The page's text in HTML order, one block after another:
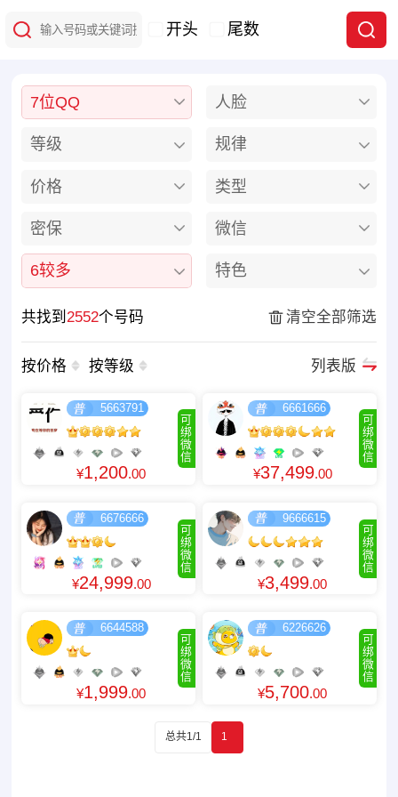
开头 尾数
7位QQ 人脸
等级 规律
价格 类型
密保 微信
6较多 特色
共找到 2552个号码 清空全部筛选
按价格 按等级 列表版
可
绑
微
信
5663791
¥1,200.00
可
绑
微
信
6661666
¥37,499.00
可
绑
微
信
6676666
¥24,999.00
可
绑
微
信
9666615
¥3,499.00
可
绑
微
信
6644588
¥1,999.00
可
绑
微
信
6226626
¥5,700.00
总共1/1 1